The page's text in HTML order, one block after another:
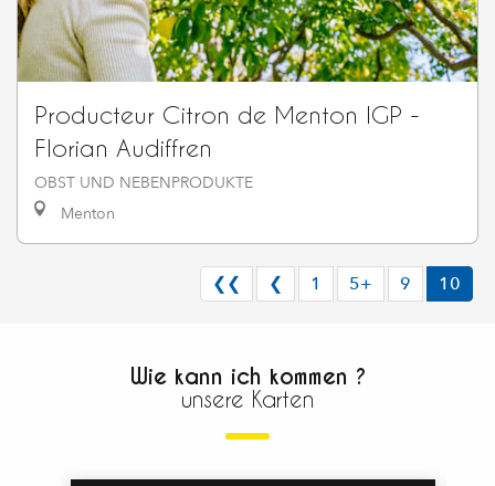
Producteur Citron de Menton IGP -
Florian Audiffren
OBST UND NEBENPRODUKTE
Menton
❮❮ ❮ 1 5+ 9 10
Wie kann ich kommen ?
unsere Karten